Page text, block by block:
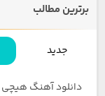
برترین مطالب
جدید
دانلود آهنگ هیچی